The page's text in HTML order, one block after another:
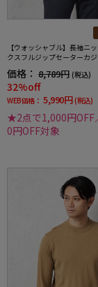
【ウォッシャブル】長袖ニ
クスフルジップセーターカ
価格： 8,789円 (税込)
32%off
WEB価格： 5,990円 (税込)
★2点で1,000円OFF
0円OFF対象